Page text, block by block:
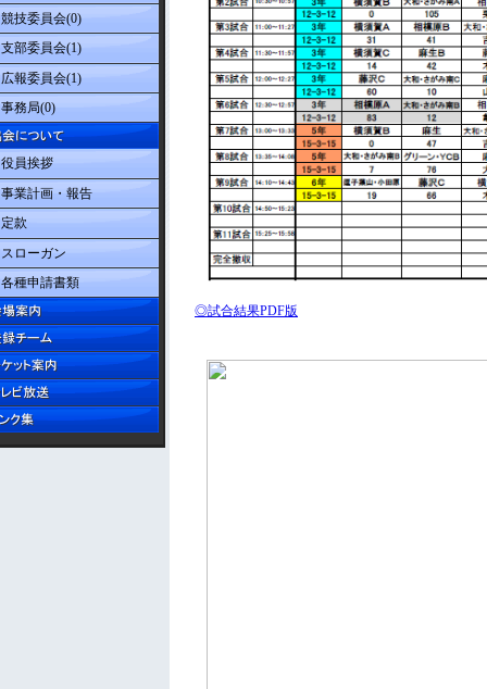
競技委員会(0)
支部委員会(1)
広報委員会(1)
事務局(0)
役員挨拶
事業計画・報告
定款
スローガン
各種申請書類